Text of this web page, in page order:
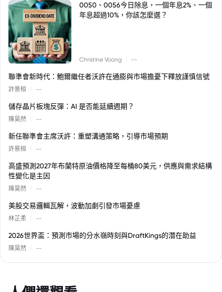
0050、0056今日除息，一個年息2%、一個
年息超過10%，你該怎麼選？
Christine Voong --
聯準會新時代：鮑爾繼任者沃許在通膨與市場擔憂下釋放謹慎信號
許景桓 --
儲存晶片板塊反彈：AI 是否能延續週期？
陳昊然 --
新任聯準會主席沃許：重塑溝通策略，引導市場預期
許景桓 --
高盛預測2027年布蘭特原油價格降至每桶80美元，供應與需求結構
性變化是主因
陳昊然 --
美股交易邏輯瓦解，波動加劇引發市場憂慮
林芷柔 --
2026世界盃：預測市場的分水嶺時刻與DraftKings的潛在助益
陳昊然 --